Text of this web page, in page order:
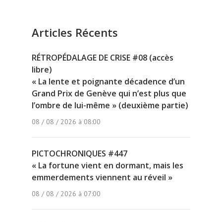
Articles Récents
RÉTROPÉDALAGE DE CRISE #08 (accès
libre)
« La lente et poignante décadence d’un
Grand Prix de Genève qui n’est plus que
l’ombre de lui-même » (deuxième partie)
08 / 08 / 2026 à 08:00
PICTOCHRONIQUES #447
« La fortune vient en dormant, mais les
emmerdements viennent au réveil »
08 / 08 / 2026 à 07:00